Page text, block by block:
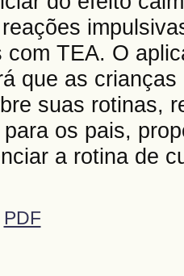
com TEA. O
que as
suas rotinas,
os pais,
a rotina de
PDF